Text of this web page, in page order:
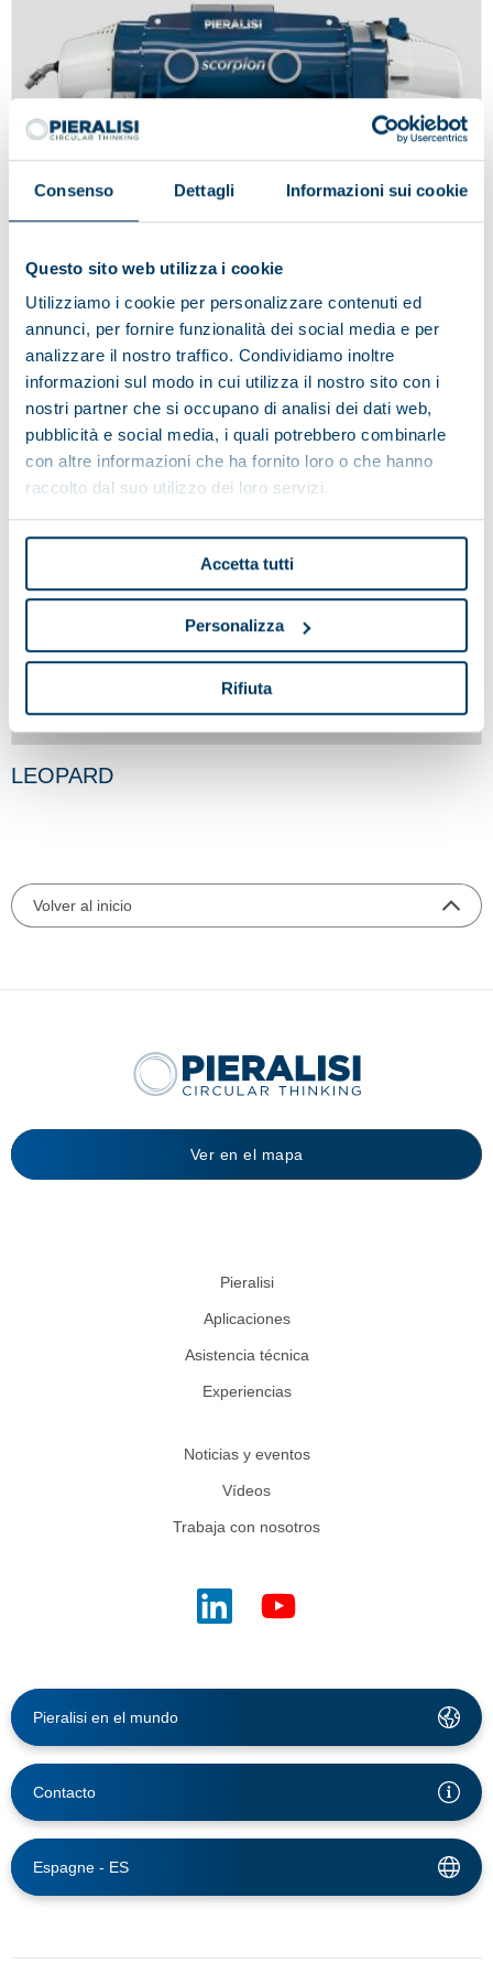
Consenso Dettagli Informazioni sui cookie
Questo sito web utilizza i cookie
Utilizziamo i cookie per personalizzare contenuti ed
annunci, per fornire funzionalità dei social media e per
analizzare il nostro traffico. Condividiamo inoltre
informazioni sul modo in cui utilizza il nostro sito con i
nostri partner che si occupano di analisi dei dati web,
pubblicità e social media, i quali potrebbero combinarle
con altre informazioni che ha fornito loro o che hanno
raccolto dal suo utilizzo dei loro servizi.
Accetta tutti
Personalizza
Rifiuta
SCORPION
LEOPARD
Volver al inicio
Ver en el mapa
Pieralisi
Aplicaciones
Asistencia técnica
Experiencias
Noticias y eventos
Vídeos
Trabaja con nosotros
Pieralisi en el mundo
Contacto
Espagne - ES